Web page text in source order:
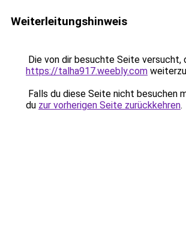
Weiterleitungshinweis
Die von dir besuchte Seite versucht,
https://talha917.weebly.com
Falls du diese Seite nicht besuchen
du zur vorherigen Seite zurückkehren.